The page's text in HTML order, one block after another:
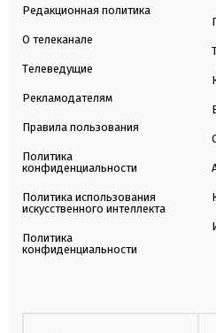
Редакционная политика
О телеканале
Телеведущие
Рекламодателям
Правила пользования
Политика
конфиденциальности
Политика использования
искусственного интеллекта
Политика
конфиденциальности